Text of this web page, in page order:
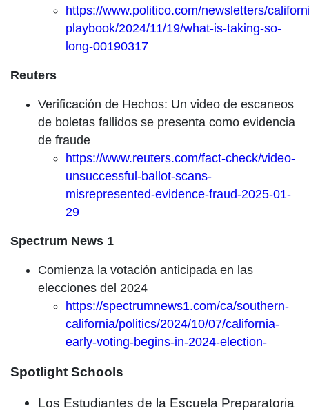
https://www.politico.com/newsletters/
playbook/2024/11/19/what-is-taking-so-
long-00190317
Reuters
Verificación de Hechos: Un video de escaneos
de boletas fallidos se presenta como evidencia
de fraude
https://www.reuters.com/fact-check/video-
unsuccessful-ballot-scans-
misrepresented-evidence-fraud-2025-01-
29
Spectrum News 1
Comienza la votación anticipada en las
elecciones del 2024
https://spectrumnews1.com/ca/southern-
california/politics/2024/10/07/california-
early-voting-begins-in-2024-election-
Spotlight Schools
Los Estudiantes de la Escuela Preparatoria